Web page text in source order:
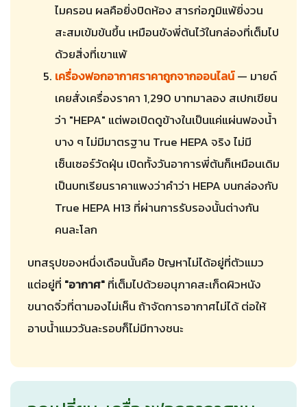
ไมครอน ผลคือยิ่งปิดห้อง สารก่อภูมิแพ้ยิ่งวน
สะสมเข้มข้นขึ้น เหมือนขังพี่ต้นไว้ในกล่องที่เต็มไป
ด้วยสิ่งที่เขาแพ้
เครื่องฟอกอากาศราคาถูกจากออนไลน์— มายด์
เคยสั่งเครื่องราคา 1,290 บาทมาลอง สเปกเขียน
ว่า "HEPA" แต่พอเปิดดูข้างในเป็นแค่แผ่นฟองน้ำ
บาง ๆ ไม่มีมาตรฐาน True HEPA จริง ไม่มี
เซ็นเซอร์วัดฝุ่น เปิดทั้งวันอาการพี่ต้นก็เหมือนเดิม
เป็นบทเรียนราคาแพงว่าคำว่า HEPA บนกล่องกับ
True HEPA H13 ที่ผ่านการรับรองนั้นต่างกัน
คนละโลก
บทสรุปของหนึ่งเดือนนั้นคือ ปัญหาไม่ได้อยู่ที่ตัวแมว
แต่อยู่ที่ "อากาศ"ที่เต็มไปด้วยอนุภาคสะเก็ดผิวหนัง
ขนาดจิ๋วที่ตามองไม่เห็น ถ้าจัดการอากาศไม่ได้ ต่อให้
อาบน้ำแมววันละรอบก็ไม่มีทางชนะ